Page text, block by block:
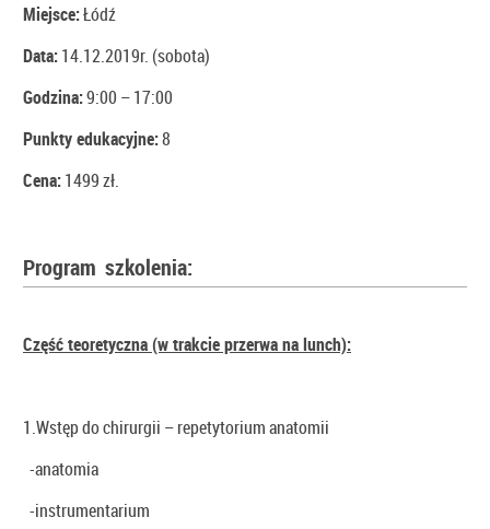
Miejsce:Łódź
Data:14.12.2019r. (sobota)
Godzina:9:00 – 17:00
Punkty edukacyjne:8
Cena:1499 zł.
Program szkolenia:
Część teoretyczna (w trakcie przerwa na lunch):
1.Wstęp do chirurgii – repetytorium anatomii
-anatomia
-instrumentarium